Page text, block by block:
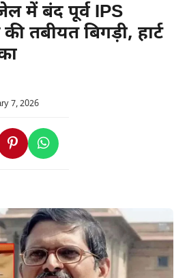
में बंद पूर्व IPS
तबीयत बिगड़ी, हार्ट
7, 2026